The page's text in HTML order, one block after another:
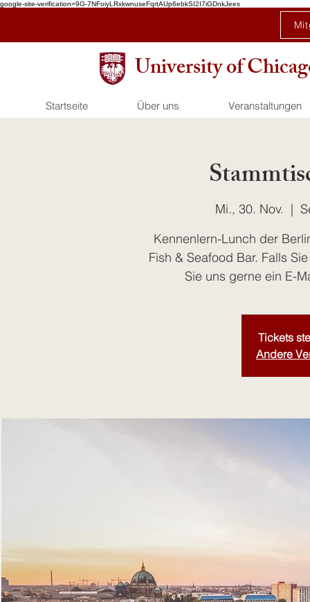
google-site-verification=9G-7NFoiyLRxkwnuseFqrtAUp6ebkSI2I7iGDnkJees
University of
Startseite Über uns Veranstaltungen
Mi., 30. Nov.
  |
Kennenlern-Lunch der
Fish & Seafood Bar. Falls
Sie uns gerne ein E-
Tickets
Andere